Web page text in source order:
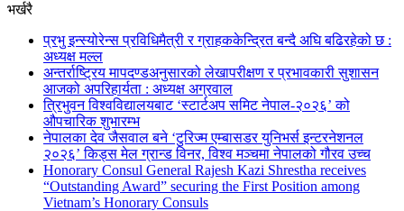
भर्खरै
प्रभु इन्स्योरेन्स प्रविधिमैत्री र ग्राहककेन्द्रित बन्दै अघि बढिरहेको छ :
अध्यक्ष मल्ल
अन्तर्राष्ट्रिय मापदण्डअनुसारको लेखापरीक्षण र प्रभावकारी सुशासन
आजको अपरिहार्यता : अध्यक्ष अग्रवाल
त्रिभुवन विश्वविद्यालयबाट ‘स्टार्टअप समिट नेपाल-२०२६’ को
औपचारिक शुभारम्भ
नेपालका देव जैसवाल बने ‘टुरिज्म एम्बासडर युनिभर्स इन्टरनेशनल
२०२६’ किड्स मेल ग्रान्ड विनर, विश्व मञ्चमा नेपालको गौरव उच्च
Honorary Consul General Rajesh Kazi Shrestha receives
“Outstanding Award” securing the First Position among
Vietnam’s Honorary Consuls